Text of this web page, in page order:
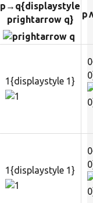
p→q{displaystyle
prightarrow q}
1{displaystyle 1}
1{displaystyle 1}